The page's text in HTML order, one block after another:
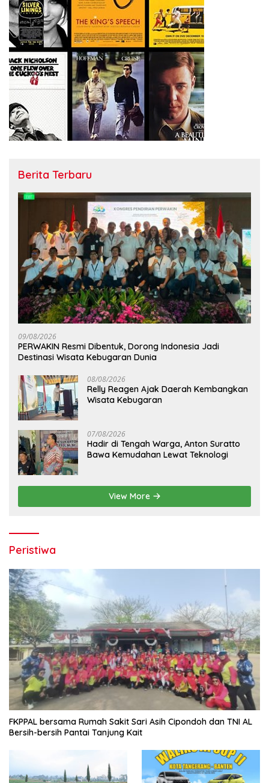
Berita Terbaru
09/08/2026
PERWAKIN Resmi Dibentuk, Dorong Indonesia Jadi
Destinasi Wisata Kebugaran Dunia
08/08/2026
Relly Reagen Ajak Daerah Kembangkan
Wisata Kebugaran
07/08/2026
Hadir di Tengah Warga, Anton Suratto
Bawa Kemudahan Lewat Teknologi
View More
Peristiwa
FKPPAL bersama Rumah Sakit Sari Asih Cipondoh dan TNI AL
Bersih-bersih Pantai Tanjung Kait